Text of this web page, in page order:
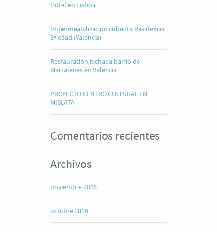
Hotel en Lisboa
Impermeabilización cubierta Residencia
3ª edad (Valencia)
Restauración fachada barrio de
Marxalenes en Valencia
PROYECTO CENTRO CULTURAL EN
MISLATA
Comentarios recientes
Archivos
noviembre 2016
octubre 2016